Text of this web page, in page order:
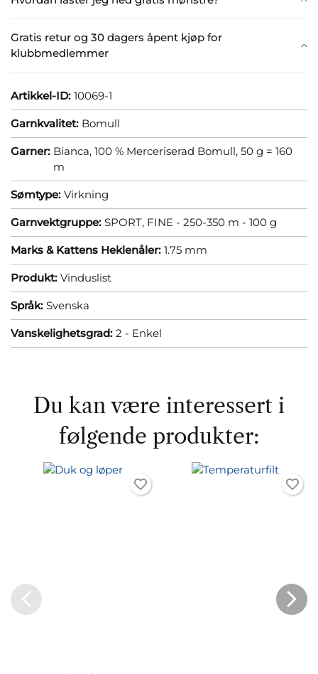
Gratis retur og 30 dagers åpent kjøp for
klubbmedlemmer
Artikkel-ID: 10069-1
Garnkvalitet: Bomull
Garner: Bianca, 100 % Merceriserad Bomull, 50 g = 160
m
Sømtype: Virkning
Garnvektgruppe: SPORT, FINE - 250-350 m - 100 g
Marks & Kattens Heklenåler: 1.75 mm
Produkt: Vinduslist
Språk: Svenska
Vanskelighetsgrad: 2 - Enkel
Du kan være interessert i
følgende produkter: